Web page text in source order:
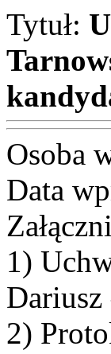
Tytuł:
Osoba
Data
1)
2)